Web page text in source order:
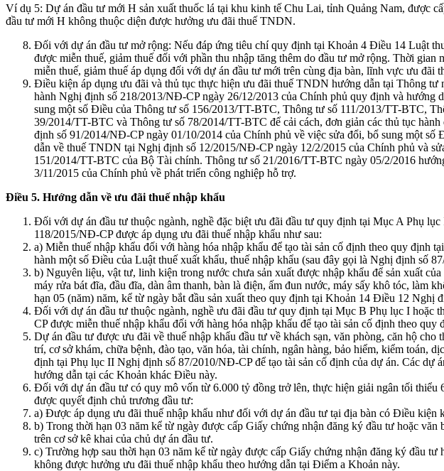
Ví dụ 5: Dự án đầu tư mới H sản xuất thuốc lá tại khu kinh tế Chu Lai, tỉnh Quảng Nam, được
đầu tư mới H không thuộc diện được hưởng ưu đãi thuế TNDN.
Đối với dự án đầu tư mở rộng: Nếu đáp ứng tiêu chí quy định tại Khoản 4 Điều 14 Luật
được miễn thuế, giảm thuế đối với phần thu nhập tăng thêm do đầu tư mở rộng. Thời
miễn thuế, giảm thuế áp dụng đối với dự án đầu tư mới trên cùng địa bàn, lĩnh vực ưu
Điều kiện áp dụng ưu đãi và thủ tục thực hiện ưu đãi thuế TNDN hướng dẫn tại Thông
hành Nghị định số 218/2013/NĐ-CP ngày 26/12/2013 của Chính phủ quy định và
sung một số Điều của Thông tư số 156/2013/TT-BTC, Thông tư số 111/2013/TT-BTC,
39/2014/TT-BTC và Thông tư số 78/2014/TT-BTC để cải cách, đơn giản các thủ tục
định số 91/2014/NĐ-CP ngày 01/10/2014 của Chính phủ về việc sửa đổi, bổ sung một
dẫn về thuế TNDN tại Nghị định số 12/2015/NĐ-CP ngày 12/2/2015 của Chính phủ và
151/2014/TT-BTC của Bộ Tài chính. Thông tư số 21/2016/TT-BTC ngày 05/2/2016
3/11/2015 của Chính phủ về phát triển công nghiệp hỗ trợ.
Điều 5. Hướng dẫn về ưu đãi thuế nhập khẩu
Đối với dự án đầu tư thuộc ngành, nghề đặc biệt ưu đãi đầu tư quy định tại Mục A Phụ
118/2015/NĐ-CP được áp dụng ưu đãi thuế nhập khẩu như sau:
a) Miễn thuế nhập khẩu đối với hàng hóa nhập khẩu để tạo tài sản cố định theo quy
hành một số Điều của Luật thuế xuất khẩu, thuế nhập khẩu (sau đây gọi là Nghị định số
b) Nguyên liệu, vật tư, linh kiện trong nước chưa sản xuất được nhập khẩu để sản xuất
máy rửa bát đĩa, đầu đĩa, dàn âm thanh, bàn là điện, ấm đun nước, máy sấy khô tóc, làm
hạn 05 (năm) năm, kể từ ngày bắt đầu sản xuất theo quy định tại Khoản 14 Điều 12 Nghị
Đối với dự án đầu tư thuộc ngành, nghề ưu đãi đầu tư quy định tại Mục B Phụ lục I
CP được miễn thuế nhập khẩu đối với hàng hóa nhập khẩu để tạo tài sản cố định theo
Dự án đầu tư được ưu đãi về thuế nhập khẩu đầu tư về khách sạn, văn phòng, căn hộ
trí, cơ sở khám, chữa bệnh, đào tạo, văn hóa, tài chính, ngân hàng, bảo hiểm, kiểm toán,
định tại Phụ lục II Nghị định số 87/2010/NĐ-CP để tạo tài sản cố định của dự án. Các dự
hướng dẫn tại các Khoản khác Điều này.
Đối với dự án đầu tư có quy mô vốn từ 6.000 tỷ đồng trở lên, thực hiện giải ngân tối
được quyết định chủ trương đầu tư:
a) Được áp dụng ưu đãi thuế nhập khẩu như đối với dự án đầu tư tại địa bàn có Điều
b) Trong thời hạn 03 năm kể từ ngày được cấp Giấy chứng nhận đăng ký đầu tư hoặc
trên cơ sở kê khai của chủ dự án đầu tư.
c) Trường hợp sau thời hạn 03 năm kể từ ngày được cấp Giấy chứng nhận đăng ký đầu
không được hưởng ưu đãi thuế nhập khẩu theo hướng dẫn tại Điểm a Khoản này.